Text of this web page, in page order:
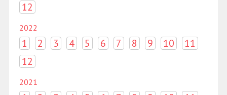
12
2022
1 2 3 4 5 6 7 8 9 10
11
12
2021